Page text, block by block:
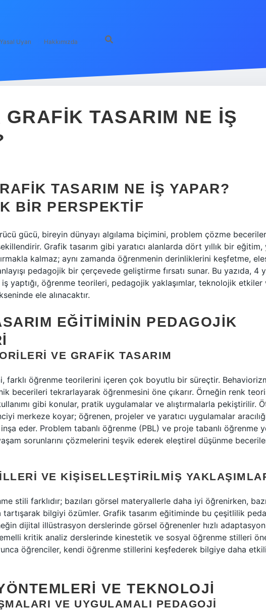
Yasal Uyarı Hakkımızda
TASARIM NE IŞ
TASARIM NE İŞ YAPAR?
BIR PERSPEKTIF
gücü, bireyin dünyayı algılama biçimini, problem çözme
Grafik tasarım gibi yaratıcı alanlarda dört yıllık bir eğitim,
kalmaz; aynı zamanda öğrenmenin derinliklerini keşfetme,
pedagojik bir çerçevede geliştirme fırsatı sunar. Bu yazıda, 4
yaptığı, öğrenme teorileri, pedagojik yaklaşımlar, teknolojik etkiler
ele alınacaktır.
EĞITIMININ PEDAGOJIK
VE GRAFIK TASARIM
farklı öğrenme teorilerini içeren çok boyutlu bir süreçtir.
becerileri tekrarlayarak öğrenmesini öne çıkarır. Örneğin renk
gibi konular, pratik uygulamalar ve alıştırmalarla pekiştirilir.
merkeze koyar; öğrenen, projeler ve yaratıcı uygulamalar
eder. Problem tabanlı öğrenme (PBL) ve proje tabanlı öğrenme
sorunlarını çözmelerini teşvik ederek eleştirel düşünme
VE KIŞISELLEŞTIRILMIŞ
stili farklıdır; bazıları görsel materyallerle daha iyi öğrenirken,
bilgiyi özümler. Grafik tasarım eğitiminde bu çeşitlilik
dijital illüstrasyon derslerinde görsel öğrenenler hızlı adaptasyon
kritik analiz derslerinde kinestetik ve sosyal öğrenme stilleri
öğrenciler, kendi öğrenme stillerini keşfederek bilgiye daha
VE TEKNOLOJI
VE UYGULAMALI PEDAGOJI